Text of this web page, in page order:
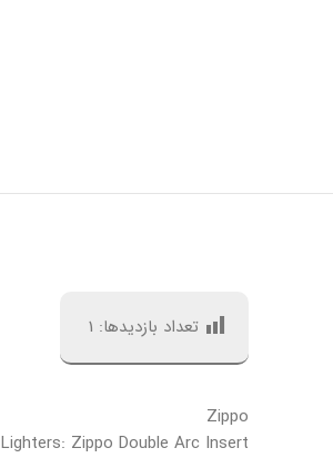
تعداد بازدیدها: 1
Zippo
Lighters: Zippo Double Arc Insert